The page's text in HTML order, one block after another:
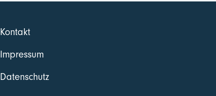
Kontakt
Impressum
Datenschutz